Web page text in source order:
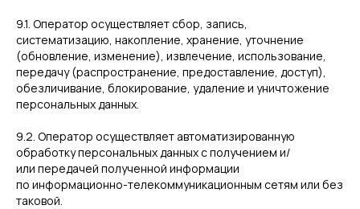
9.1. Оператор осуществляет сбор, запись,
систематизацию, накопление, хранение, уточнение
(обновление, изменение), извлечение, использование,
передачу (распространение, предоставление, доступ),
обезличивание, блокирование, удаление и уничтожение
персональных данных.
9.2. Оператор осуществляет автоматизированную
обработку персональных данных с получением и/
или передачей полученной информации
по информационно-телекоммуникационным сетям или без
таковой.